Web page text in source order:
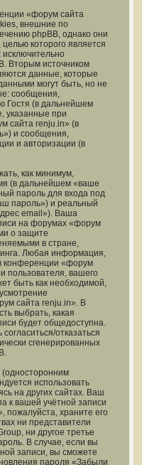
«форум сайта
внешние по
phpBB, однако они
которого является
Вторым источником
данные, которые
могут быть, но не
сообщения,
Гостя (в дальнейшем
указанные при
сайта renju.in» (в
и сообщения,
и авторизации (в
как минимум,
(в дальнейшем «ваше
пароль для входа под
пароль») и реальный
email»). Ваша
на форумах «форум
о защите
в стране,
Любая информация,
конференции «форум
пользователя, вашего
быть как необходимой,
сайта renju.in». В
выбрать, какая
будет общедоступна.
отказаться
сгенерированных
использовать
на других сайтах. Ваш
к вашей учётной записи
храните его
ни представители
ни другое третье
В случае, если вы
записи, вы сможете
пароля «Забыли